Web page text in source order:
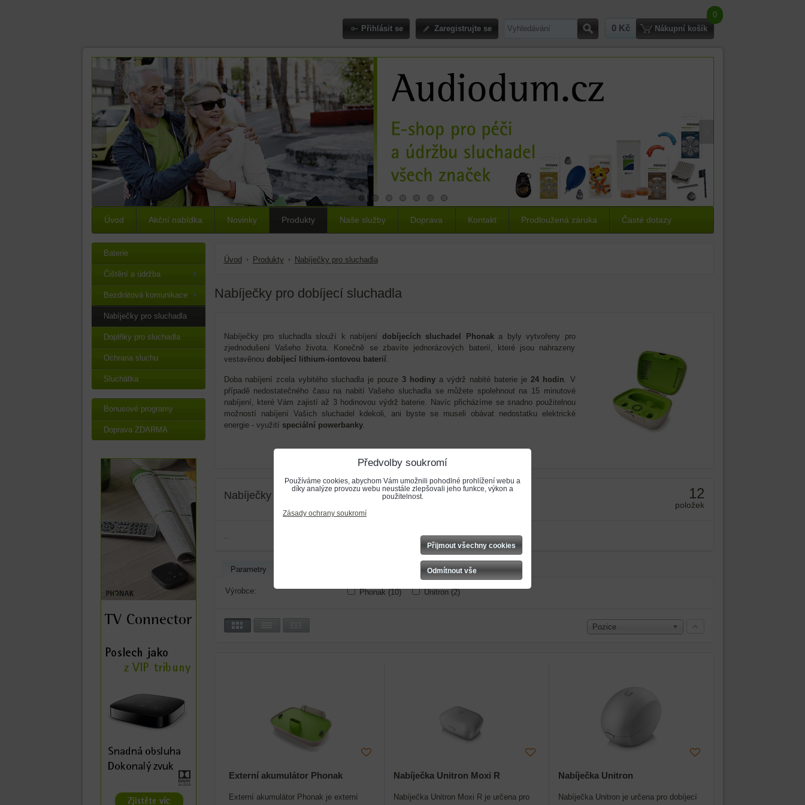
Přihlásit se Zaregistrujte se Hledat
0 Kč
0
Nákupní košík
Úvod Akční nabídka Novinky Produkty Naše služby Doprava Kontakt Prodloužená záruka Časté dotazy
Úvod Produkty Nabíječky pro sluchadla
Nabíječky pro dobíjecí sluchadla
Nabíječky pro sluchadla slouží k nabíjení dobíjecích sluchadel Phonaka byly vytvořeny pro
zjednodušení Vašeho života. Konečně se zbavíte jednorázových baterií, které jsou nahrazeny
vestavěnou dobíjecí lithium-iontovou baterií.
Doba nabíjení zcela vybitého sluchadla je pouze3 hodiny a výdrž nabité baterie je 24 hodin. V
případě nedostatečného času na nabití Vašeho sluchadla se můžete spolehnout na 15 minutové
nabíjení, které Vám zajistí až 3 hodinovou výdrž baterie. Navíc přicházíme se snadno použitelnou
možností nabíjení Vašich sluchadel kdekoli, ani byste se museli obávat nedostatku elektrické
energie - využití speciální powerbanky.
Nabíječky pro sluchadla 12
položek
..
Parametry
Výrobce: Phonak (10) Unitron (2)
Pozice
Externí akumulátor Phonak
Externí akumulátor Phonak je externí
Nabíječka Unitron Moxi R
Nabíječka Unitron Moxi R je určena pro
Nabíječka Unitron
Nabíječka Unitron je určena pro dobíjecí
Baterie
Čištění a údržba
Bezdrátová komunikace
Nabíječky pro sluchadla
Doplňky pro sluchadla
Ochrana sluchu
Sluchátka
Bonusové programy
Doprava ZDARMA
Předvolby soukromí
Používáme cookies, abychom Vám umožnili pohodlné prohlížení webu a
díky analýze provozu webu neustále zlepšovali jeho funkce, výkon a
použitelnost.
Zásady ochrany soukromí
Přijmout všechny cookies
Odmítnout vše